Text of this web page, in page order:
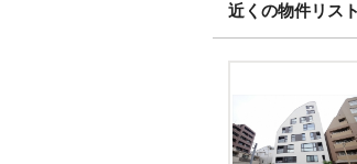
近くの物件リスト